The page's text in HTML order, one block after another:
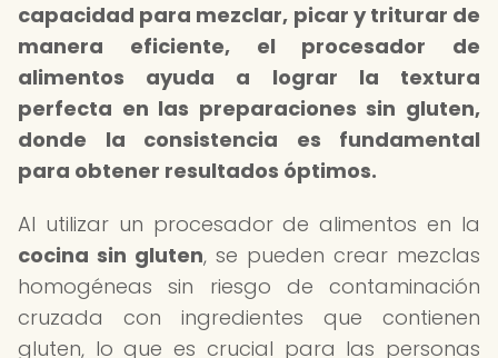
capacidad para mezclar, picar y triturar de
manera eficiente, el procesador de
alimentos ayuda a lograr la textura
perfecta en las preparaciones sin gluten,
donde la consistencia es fundamental
para obtener resultados óptimos.
Al utilizar un procesador de alimentos en la
cocina sin gluten, se pueden crear mezclas
homogéneas sin riesgo de contaminación
cruzada con ingredientes que contienen
gluten, lo que es crucial para las personas